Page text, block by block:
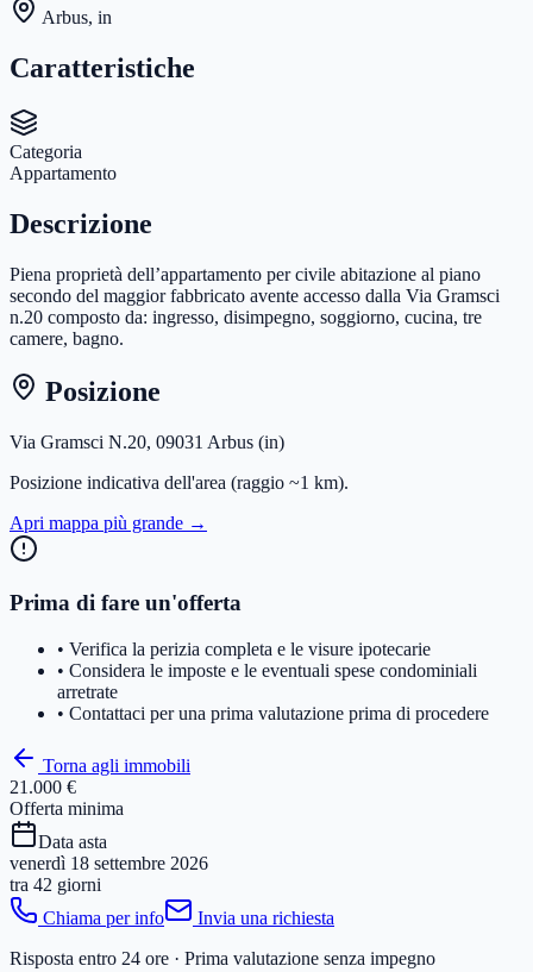
Arbus, in
Caratteristiche
Categoria
Appartamento
Descrizione
Piena proprietà dell’appartamento per civile abitazione al piano
secondo del maggior fabbricato avente accesso dalla Via Gramsci
n.20 composto da: ingresso, disimpegno, soggiorno, cucina, tre
camere, bagno.
Posizione
Via Gramsci N.20, 09031 Arbus (in)
Posizione indicativa dell'area (raggio ~1 km).
Apri mappa più grande →
Prima di fare un'offerta
• Verifica la perizia completa e le visure ipotecarie
• Considera le imposte e le eventuali spese condominiali
arretrate
• Contattaci per una prima valutazione prima di procedere
Torna agli immobili
21.000 €
Offerta minima
Data asta
venerdì 18 settembre 2026
tra 42 giorni
Chiama per info
Invia una richiesta
Risposta entro 24 ore · Prima valutazione senza impegno